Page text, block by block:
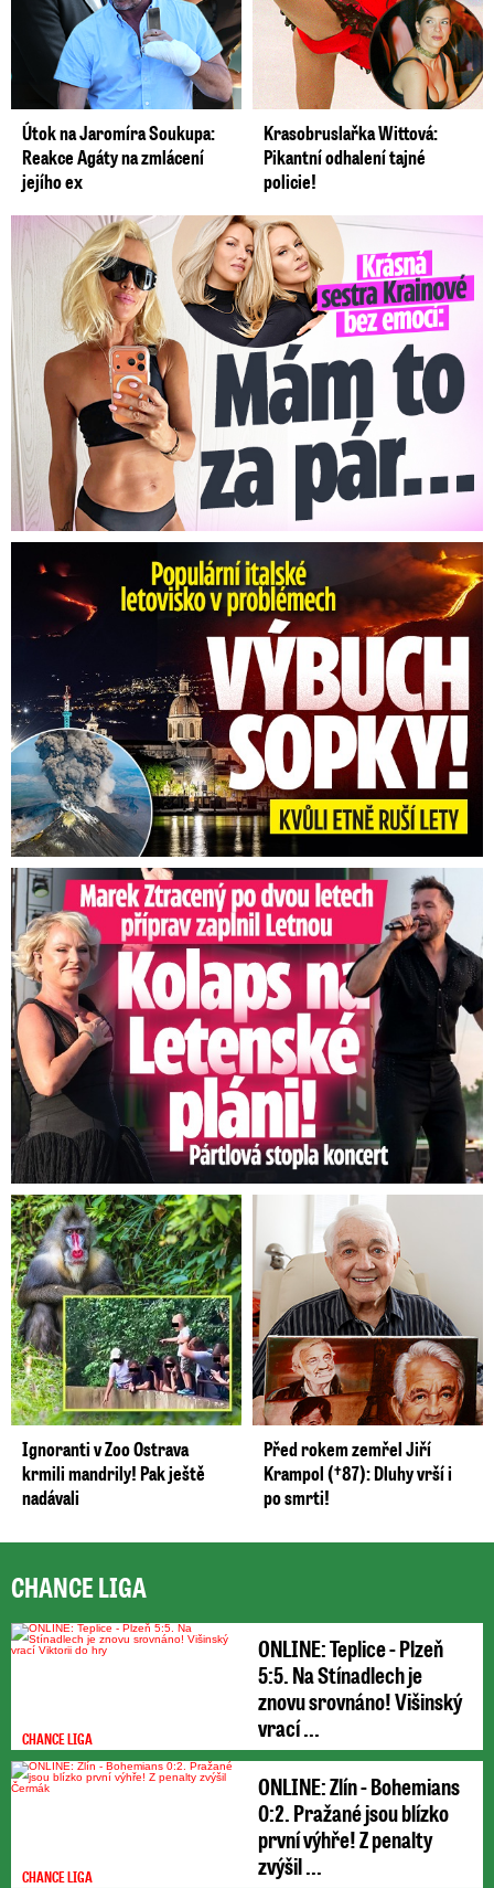
Útok na Jaromíra Soukupa:
Reakce Agáty na zmlácení
jejího ex
Krasobruslařka Wittová:
Pikantní odhalení tajné
policie!
Krásná sestra Krainové bez emocí: Mám to za pár…
Erupce sicilské sopky Etny: Ruší desítky letů
Marek Ztracený na Letné: Pártlová stopla koncert
Ignoranti v Zoo Ostrava
krmili mandrily! Pak ještě
nadávali
Před rokem zemřel Jiří
Krampol (†87): Dluhy vrší i
po smrti!
CHANCE LIGA
CHANCE LIGA
ONLINE: Teplice - Plzeň
5:5. Na Stínadlech je
znovu srovnáno! Višinský
vrací ...
CHANCE LIGA
ONLINE: Zlín - Bohemians
0:2. Pražané jsou blízko
první výhře! Z penalty
zvýšil ...